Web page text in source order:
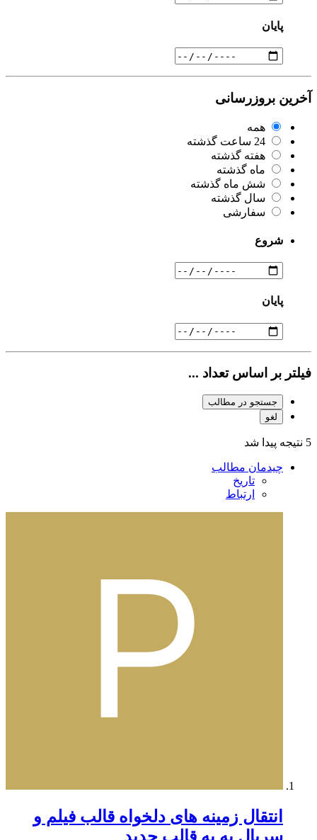
پایان
آخرین بروزرسانی
همه
24 ساعت گذشته
هفته گذشته
ماه گذشته
شش ماه گذشته
سال گذشته
سفارشی
شروع
پایان
فیلتر بر اساس تعداد ...
جستجو در مطالب
لغو
5 نتیجه پیدا شد
چیدمان مطالب
تاریخ
ارتباط
انتقال زمینه های دلخواه قالب فیلم و